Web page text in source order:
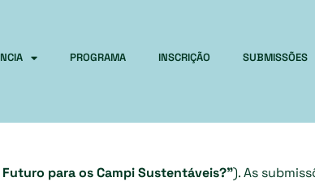
PROGRAMA INSCRIÇÃO SUBMISSÕES
Futuro para os Campi Sustentáveis?”). As